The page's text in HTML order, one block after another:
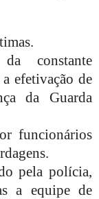
constante
efetivação de
da Guarda
funcionários
pela polícia,
a equipe de